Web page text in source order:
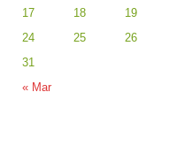
« Mar
17
18 19
24
25 26
31